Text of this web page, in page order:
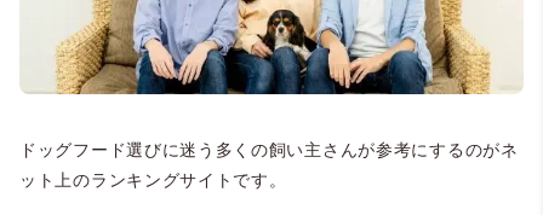
ドッグフード選びに迷う多くの飼い主さんが参考にするのがネ
ット上のランキングサイトです。